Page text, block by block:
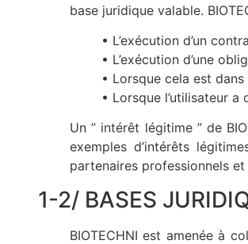
base juridique valable.
• L’exécution d’un
• L’exécution d’une
• Lorsque cela est
• Lorsque l’utilisateur
Un ” intérêt légitime ” de
exemples d’intérêts
partenaires professionnels
1-2/ BASES
BIOTECHNI est amenée à